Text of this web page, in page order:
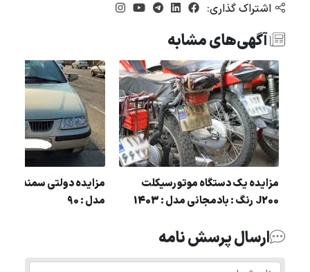
اشتراک گذاری:
آگهی‌های مشابه
مزایده دولتی سمند
مدل : 90
مزایده یک دستگاه موتورسیکلت
J200 رنگ : بادمجانی مدل : 1403
ارسال پرسش نامه